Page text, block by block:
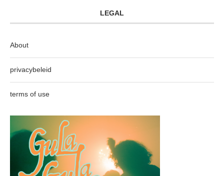
LEGAL
About
privacybeleid
terms of use